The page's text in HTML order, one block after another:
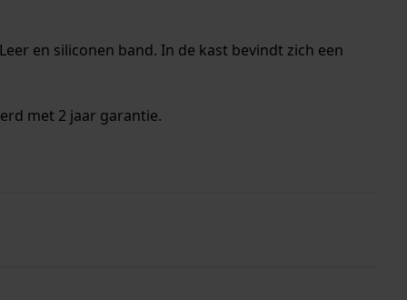
en siliconen band. In de kast bevindt zich een
met 2 jaar garantie.